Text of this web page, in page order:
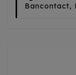
Bancontact,